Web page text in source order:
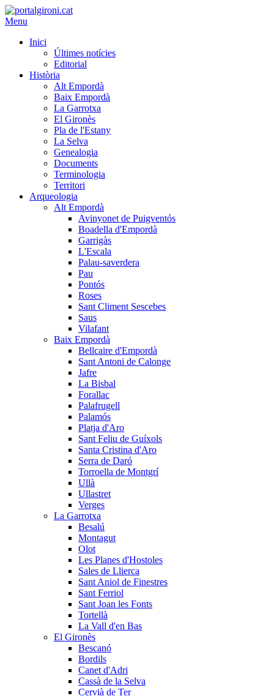
Menu
Inici
Últimes notícies
Editorial
Història
Alt Empordà
Baix Empordà
La Garrotxa
El Gironès
Pla de l'Estany
La Selva
Genealogia
Documents
Terminologia
Territori
Arqueologia
Alt Empordà
Avinyonet de Puigventós
Boadella d'Empordà
Garrigàs
L'Escala
Palau-saverdera
Pau
Pontós
Roses
Sant Climent Sescebes
Saus
Vilafant
Baix Empordà
Bellcaire d'Empordà
Sant Antoni de Calonge
Jafre
La Bisbal
Forallac
Palafrugell
Palamós
Platja d'Aro
Sant Feliu de Guíxols
Santa Cristina d'Aro
Serra de Daró
Torroella de Montgrí
Ullà
Ullastret
Verges
La Garrotxa
Besalú
Montagut
Olot
Les Planes d'Hostoles
Sales de Llierca
Sant Aniol de Finestres
Sant Ferriol
Sant Joan les Fonts
Tortellà
La Vall d'en Bas
El Gironès
Bescanó
Bordils
Canet d'Adri
Cassà de la Selva
Cervià de Ter